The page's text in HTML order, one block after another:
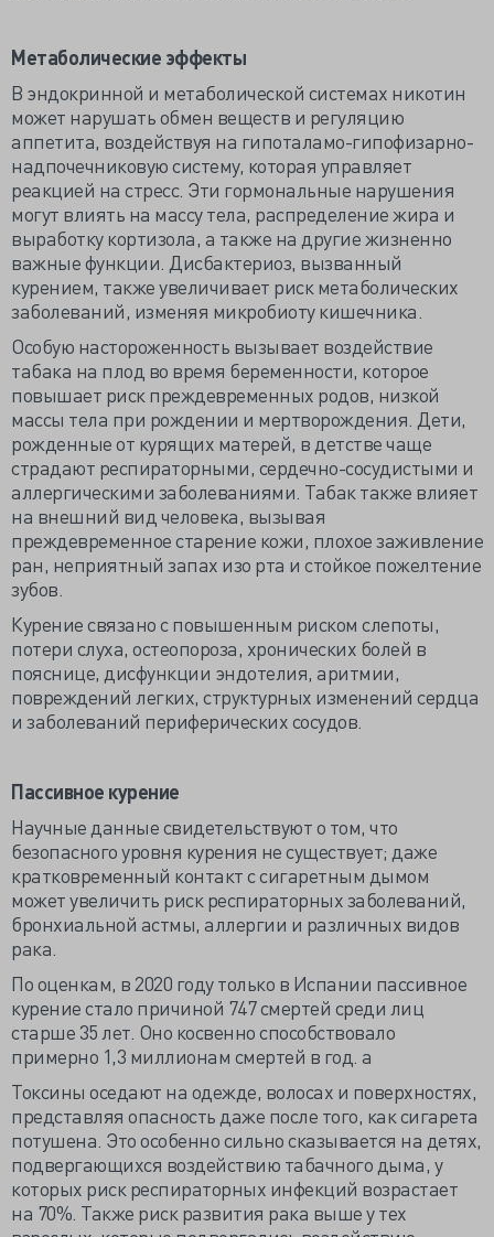
Метаболические эффекты
В эндокринной и метаболической системах никотин
может нарушать обмен веществ и регуляцию
аппетита, воздействуя на гипоталамо-гипофизарно-
надпочечниковую систему, которая управляет
реакцией на стресс. Эти гормональные нарушения
могут влиять на массу тела, распределение жира и
выработку кортизола, а также на другие жизненно
важные функции. Дисбактериоз, вызванный
курением, также увеличивает риск метаболических
заболеваний, изменяя микробиоту кишечника.
Особую настороженность вызывает воздействие
табака на плод во время беременности, которое
повышает риск преждевременных родов, низкой
массы тела при рождении и мертворождения. Дети,
рожденные от курящих матерей, в детстве чаще
страдают респираторными, сердечно-сосудистыми и
аллергическими заболеваниями. Табак также влияет
на внешний вид человека, вызывая
преждевременное старение кожи, плохое заживление
ран, неприятный запах изо рта и стойкое пожелтение
зубов.
Курение связано с повышенным риском слепоты,
потери слуха, остеопороза, хронических болей в
пояснице, дисфункции эндотелия, аритмии,
повреждений легких, структурных изменений сердца
и заболеваний периферических сосудов.
Пассивное курение
Научные данные свидетельствуют о том, что
безопасного уровня курения не существует; даже
кратковременный контакт с сигаретным дымом
может увеличить риск респираторных заболеваний,
бронхиальной астмы, аллергии и различных видов
рака.
По оценкам, в 2020 году только в Испании пассивное
курение стало причиной 747 смертей среди лиц
старше 35 лет. Оно косвенно способствовало
примерно 1,3 миллионам смертей в год. а
Токсины оседают на одежде, волосах и поверхностях,
представляя опасность даже после того, как сигарета
потушена. Это особенно сильно сказывается на детях,
подвергающихся воздействию табачного дыма, у
которых риск респираторных инфекций возрастает
на 70%. Также риск развития рака выше у тех